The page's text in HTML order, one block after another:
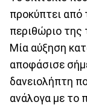
προκύπτει από
περιθώριο της
Μία αύξηση
αποφάσισε
δανειολήπτη
ανάλογα με το